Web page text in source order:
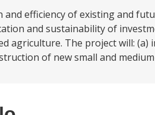
efficiency of existing and
and sustainability of
agriculture. The project will:
of new small and